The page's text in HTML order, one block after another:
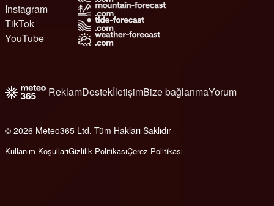
Instagram
TikTok
YouTube
ReklamDestekİletişimBize bağlanmaYorum
© 2026 Meteo365 Ltd. Tüm Hakları Saklıdır
Kullanım KoşullarıGizlilik PolitikasıÇerez Politikası